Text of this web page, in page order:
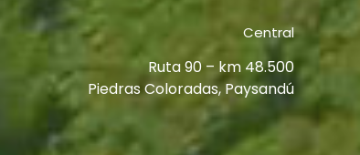
Central
Ruta 90 – km 48.500
Piedras Coloradas, Paysandú